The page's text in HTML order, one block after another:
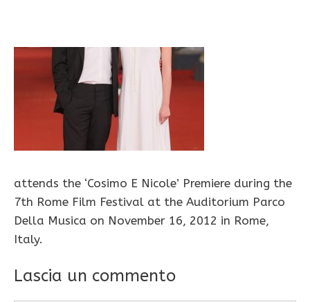
attends the ‘Cosimo E Nicole’ Premiere during the
7th Rome Film Festival at the Auditorium Parco
Della Musica on November 16, 2012 in Rome,
Italy.
Lascia un commento